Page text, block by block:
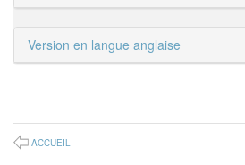
Version en langue anglaise
ACCUEIL